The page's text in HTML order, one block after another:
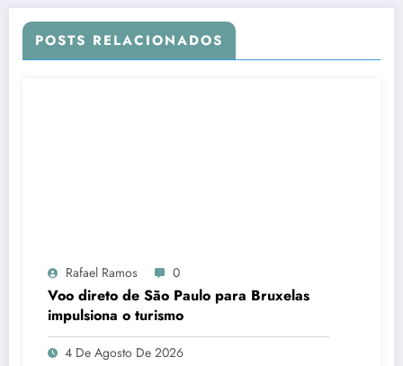
POSTS RELACIONADOS
Rafael Ramos 0
Voo direto de São Paulo para Bruxelas
impulsiona o turismo
4 De Agosto De 2026